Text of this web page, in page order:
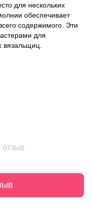
для нескольких
обеспечивает
содержимого. Эти
для
вязальщиц.
отзыв